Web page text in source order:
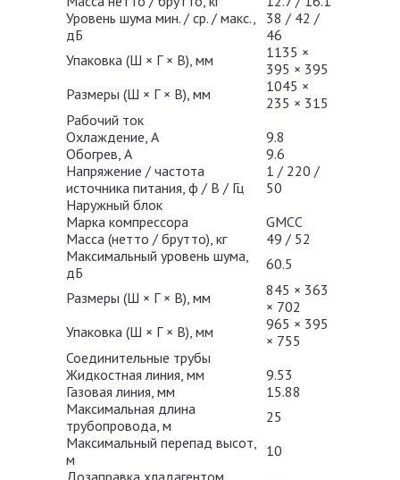
Уровень шума мин. / ср. / макс.,
дБ
38 / 42 /
46
Упаковка (Ш × Г × В), мм
1135 ×
395 × 395
Размеры (Ш × Г × В), мм
1045 ×
235 × 315
Рабочий ток
Охлаждение, А
9.8
Обогрев, А
9.6
Напряжение / частота
источника питания, ф / В / Гц
1 / 220 /
50
Наружный блок
Марка компрессора
GMCC
Масса (нетто / брутто), кг
49 / 52
Максимальный уровень шума,
дБ
60.5
Размеры (Ш × Г × В), мм
845 × 363
× 702
Упаковка (Ш × Г × В), мм
965 × 395
× 755
Соединительные трубы
Жидкостная линия, мм
9.53
Газовая линия, мм
15.88
Максимальная длина
трубопровода, м
25
Максимальный перепад высот,
м
10
Дозаправка хладагентом